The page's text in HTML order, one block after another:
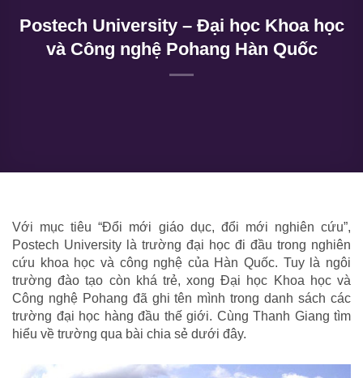
Postech University – Đại học Khoa học
và Công nghệ Pohang Hàn Quốc
Với mục tiêu “Đổi mới giáo dục, đổi mới nghiên cứu”,
Postech University là trường đại học đi đầu trong nghiên
cứu khoa học và công nghệ của Hàn Quốc. Tuy là ngôi
trường đào tạo còn khá trẻ, xong Đại học Khoa học và
Công nghệ Pohang đã ghi tên mình trong danh sách các
trường đại học hàng đầu thế giới. Cùng Thanh Giang tìm
hiểu về trường qua bài chia sẻ dưới đây.